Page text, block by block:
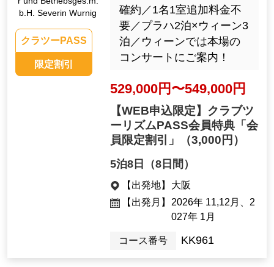
b.H. Severin Wurnig
クラツーPASS
限定割引
確約／1名1室追加料金不
要／プラハ2泊×ウィーン3
泊／ウィーンでは本場の
コンサートにご案内！
529,000円〜549,000円
【WEB申込限定】クラブツ
ーリズムPASS会員特典「会
員限定割引」
（3,000円）
5泊8日（8日間）
【出発地】 大阪
【出発月】 2026年 11,12月、2
027年 1月
コース番号 KK961